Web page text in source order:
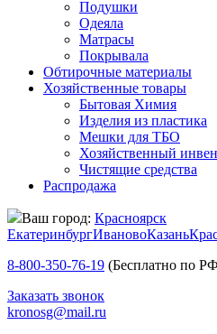
Подушки
Одеяла
Матрасы
Покрывала
Обтирочные материалы
Хозяйственные товары
Бытовая Химия
Изделия из пластика
Мешки для ТБО
Хозяйственный
Чистящие средства
Распродажа
Ваш город: Красноярск
ЕкатеринбургИвановоКазань
8-800-350-76-19 (Бесплатно по
Заказать звонок
kronosg@mail.ru